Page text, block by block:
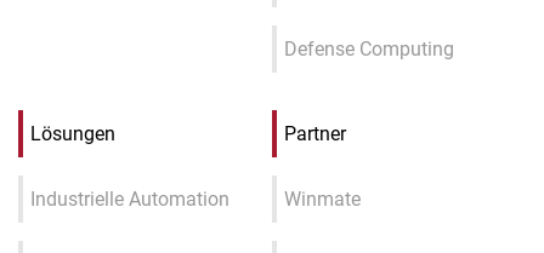
Defense Computing
Lösungen
Industrielle Automation
Partner
Winmate